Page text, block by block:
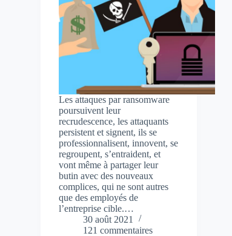
Les attaques par ransomware
poursuivent leur
recrudescence, les attaquants
persistent et signent, ils se
professionnalisent, innovent, se
regroupent, s’entraident, et
vont même à partager leur
butin avec des nouveaux
complices, qui ne sont autres
que des employés de
l’entreprise cible.…
30 août 2021
121 commentaires